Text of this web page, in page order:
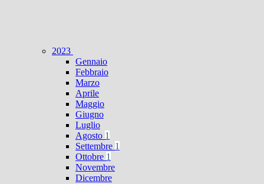
2023
Gennaio
Febbraio
Marzo
Aprile
Maggio
Giugno
Luglio
Agosto 1
Settembre 1
Ottobre 1
Novembre
Dicembre